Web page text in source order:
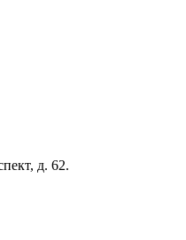
д. 62.